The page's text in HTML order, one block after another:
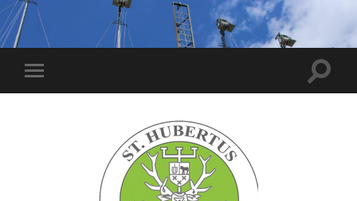
Toggle
mobiel
Toggle